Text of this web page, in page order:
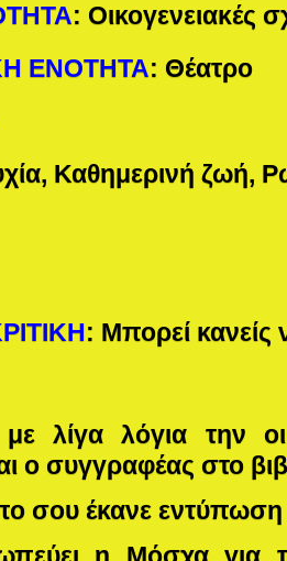
: Οικογενειακές
ΕΝΟΤΗΤΑ: Θέατρο
Καθημερινή ζωή,
: Μπορεί κανείς
λίγα λόγια την
ο συγγραφέας στο
σου έκανε εντύπωση